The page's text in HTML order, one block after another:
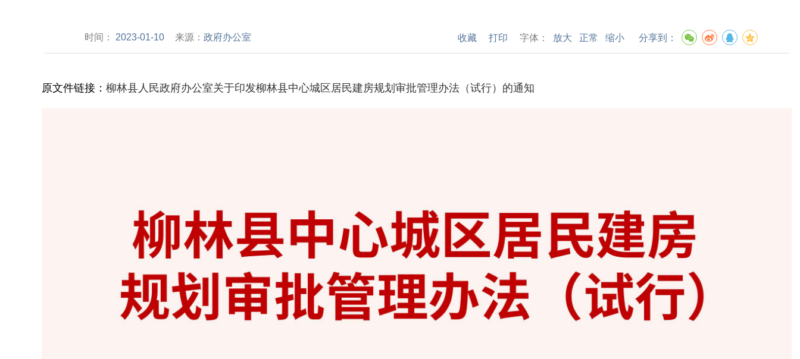
时间： 2023-01-10 来源：政府办公室 收藏 打印 字体： 放大 正常 缩小 分享到：
原文件链接： 柳林县人民政府办公室关于印发柳林县中心城区居民建房规划审批管理办法（试行）的通知